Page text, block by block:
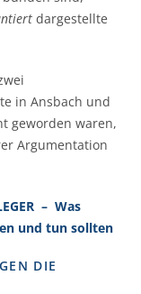
dargestellte
in Ansbach und
geworden waren,
Argumentation
– Was
und tun sollten
DIE